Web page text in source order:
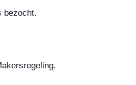
bezocht.